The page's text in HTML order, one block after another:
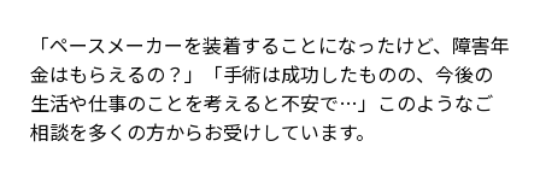
「ペースメーカーを装着することになったけど、障害年
金はもらえるの？」「手術は成功したものの、今後の
生活や仕事のことを考えると不安で…」このようなご
相談を多くの方からお受けしています。